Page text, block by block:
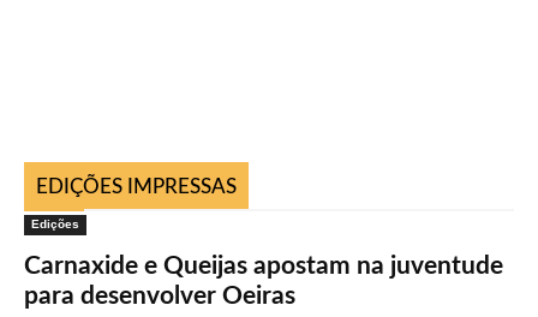
EDIÇÕES IMPRESSAS
Edições
Carnaxide e Queijas apostam na juventude
para desenvolver Oeiras